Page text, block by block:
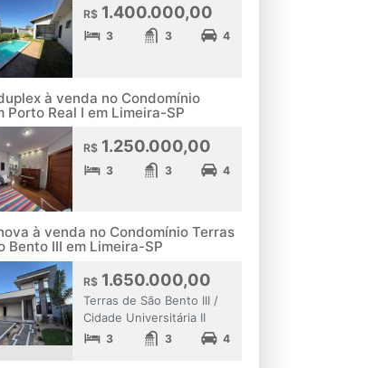
R$1.400.000,00
3 3 4
à venda no Condomínio
Porto Real I em Limeira-SP
R$1.250.000,00
3 3 4
à venda no Condomínio Terras
Bento III em Limeira-SP
R$1.650.000,00
Terras de São Bento III /
Cidade Universitária II
3 3 4